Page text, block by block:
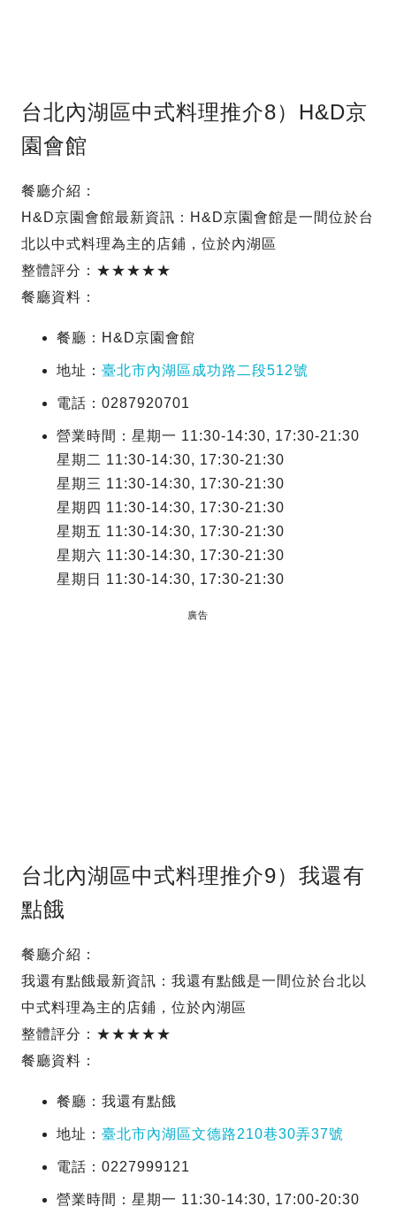
台北內湖區中式料理推介8）H&D京
園會館
餐廳介紹：
H&D京園會館最新資訊：H&D京園會館是一間位於台
北以中式料理為主的店鋪，位於內湖區
整體評分：★★★★★
餐廳資料：
餐廳：H&D京園會館
地址： 臺北市內湖區成功路二段512號
電話：0287920701
營業時間：星期一 11:30-14:30, 17:30-21:30
星期二 11:30-14:30, 17:30-21:30
星期三 11:30-14:30, 17:30-21:30
星期四 11:30-14:30, 17:30-21:30
星期五 11:30-14:30, 17:30-21:30
星期六 11:30-14:30, 17:30-21:30
星期日 11:30-14:30, 17:30-21:30
廣告
台北內湖區中式料理推介9）我還有
點餓
餐廳介紹：
我還有點餓最新資訊：我還有點餓是一間位於台北以
中式料理為主的店鋪，位於內湖區
整體評分：★★★★★
餐廳資料：
餐廳：我還有點餓
地址： 臺北市內湖區文德路210巷30弄37號
電話：0227999121
營業時間：星期一 11:30-14:30, 17:00-20:30